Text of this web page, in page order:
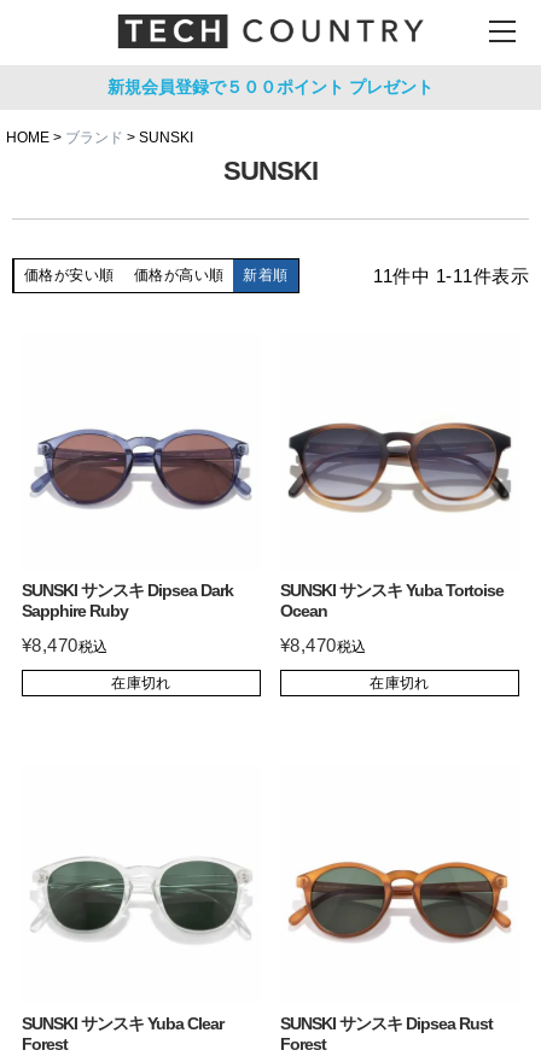
新規会員登録で５００ポイント プレゼント
HOME ブランド SUNSKI
SUNSKI
価格が安い順 価格が高い順 新着順 11件中 1-11件表示
SUNSKI サンスキ Dipsea Dark
Sapphire Ruby
¥8,470税込
在庫切れ
SUNSKI サンスキ Yuba Tortoise
Ocean
¥8,470税込
在庫切れ
SUNSKI サンスキ Yuba Clear
Forest
SUNSKI サンスキ Dipsea Rust
Forest